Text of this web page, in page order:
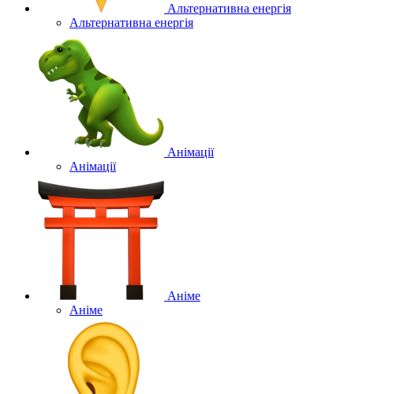
Альтернативна енергія
Альтернативна енергія
Анімації
Анімації
Аніме
Аніме